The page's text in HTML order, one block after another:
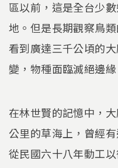
區以前，這是全台少
地。但是長期觀察鳥
看到廣達三千公頃的
變，物種面臨滅絕邊緣
在林世賢的記憶中，
公里的草海上，曾經
從民國六十八年動工